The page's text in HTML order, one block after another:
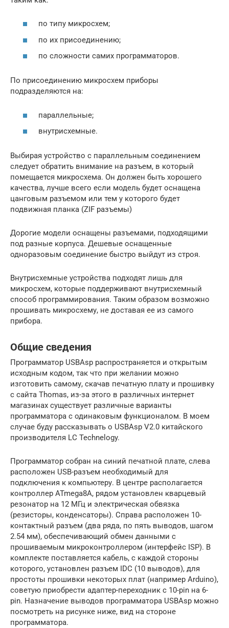
по типу микросхем;
по их присоединению;
по сложности самих программаторов.
По присоединению микросхем приборы
подразделяются на:
параллельные;
внутрисхемные.
Выбирая устройство с параллельным соединением
следует обратить внимание на разъем, в который
помещается микросхема. Он должен быть хорошего
качества, лучше всего если модель будет оснащена
цанговым разъемом или тем у которого будет
подвижная планка (ZIF разъемы)
Дорогие модели оснащены разъемами, подходящими
под разные корпуса. Дешевые оснащенные
одноразовым соединение быстро выйдут из строя.
Внутрисхемные устройства подходят лишь для
микросхем, которые поддерживают внутрисхемный
способ программирования. Таким образом возможно
прошивать микросхему, не доставая ее из самого
прибора.
Общие сведения
Программатор USBAsp распространяется и открытым
исходным кодом, так что при желании можно
изготовить самому, скачав печатную плату и прошивку
с сайта Thomas, из-за этого в различных интернет
магазинах существует различные варианты
программатора с одинаковым функционалом. В моем
случае буду рассказывать о USBAsp V2.0 китайского
производителя LC Technelogy.
Программатор собран на синий печатной плате, слева
расположен USB-разъем необходимый для
подключения к компьютеру. В центре располагается
контроллер ATmega8A, рядом установлен кварцевый
резонатор на 12 МГц и электрическая обвязка
(резисторы, конденсаторы). Справа расположен 10-
контактный разъем (два ряда, по пять выводов, шагом
2.54 мм), обеспечивающий обмен данными с
прошиваемым микроконтроллером (интерфейс ISP). В
комплекте поставляется кабель, с каждой стороны
которого, установлен разъем IDC (10 выводов), для
простоты прошивки некоторых плат (например Arduino),
советую приобрести адаптер-переходник с 10-pin на 6-
pin. Назначение выводов программатора USBAsp можно
посмотреть на рисунке ниже, вид на стороне
программатора.